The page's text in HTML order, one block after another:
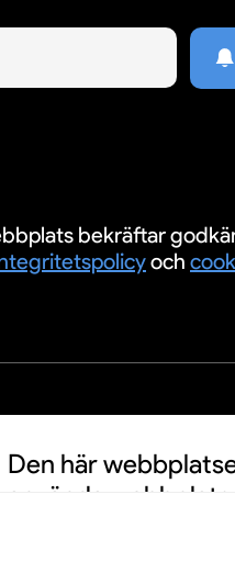
bekräftar
och
Den här
använda
cookies och att